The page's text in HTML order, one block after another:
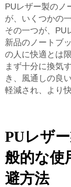
PUレザー製のノ
が、いくつかの
その一つが、PU
新品のノートブ
の人に快適とは
まず十分に換気
き、風通しの良
軽減され、より
PUレザ
般的な使
避方法